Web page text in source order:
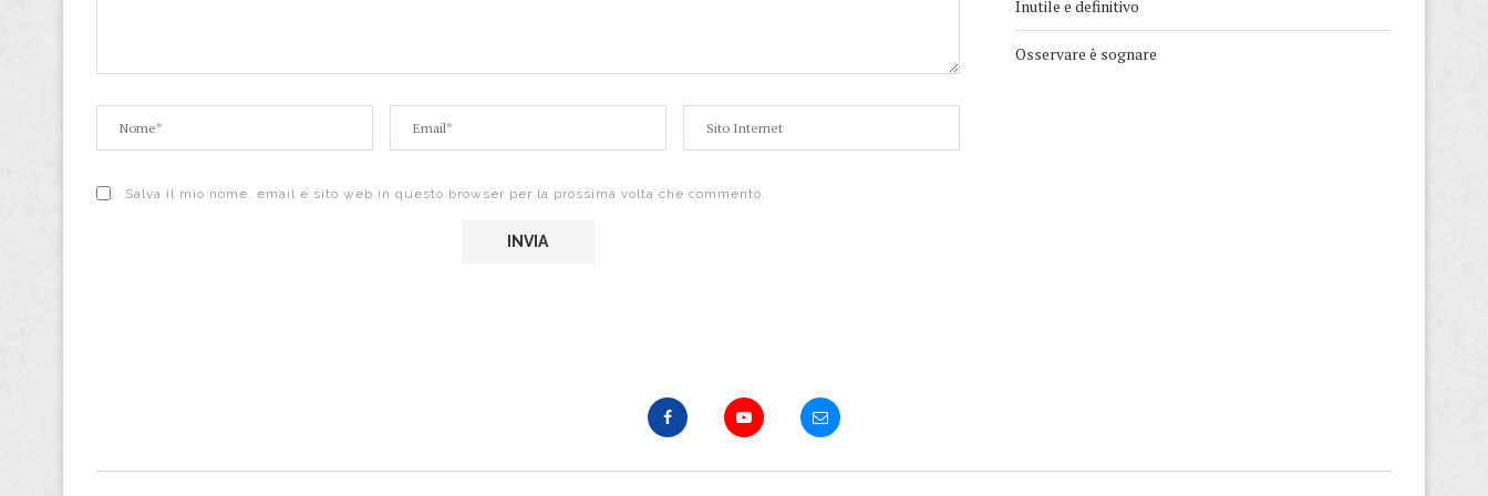
Salva il mio nome, email e sito web in questo browser per la prossima volta che commento.
Inutile e definitivo
Osservare è sognare